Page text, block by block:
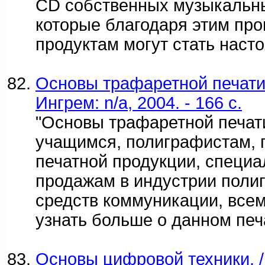
CD собственных
которые благодаря этим
продуктам могут стать
Основы трафаретной
Ингрем: n/a, 2004. - 166 c.
"Основы трафаретной
учащимся, полиграфистам,
печатной продукции,
продажам в индустрии
средств коммуникации,
узнать больше о данном
Основы цифровой